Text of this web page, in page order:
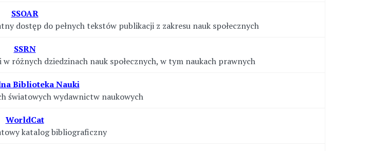
SSOAR
dostęp do pełnych tekstów publikacji z zakresu nauk społecznych
SSRN
różnych dziedzinach nauk społecznych, w tym naukach prawnych
Biblioteka Nauki
światowych wydawnictw naukowych
WorldCat
katalog bibliograficzny